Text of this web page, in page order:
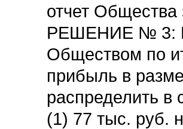
отчет Общества
РЕШЕНИЕ № 3:
Обществом по
прибыль в
распределить
(1) 77 тыс. руб.